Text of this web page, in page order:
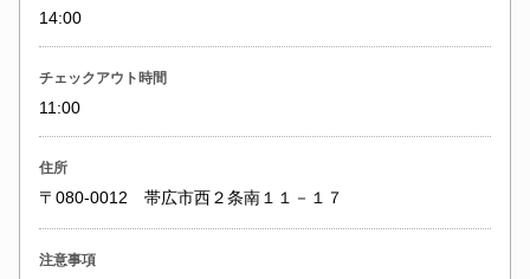
14:00
チェックアウト時間
11:00
住所
〒080-0012 帯広市西２条南１１－１７
注意事項